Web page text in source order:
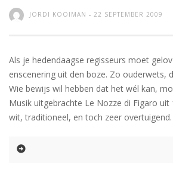
JORDI KOOIMAN - 22 SEPTEMBER 2009
Als je hedendaagse regisseurs moet
enscenering uit den boze. Zo ouderwets,
Wie bewijs wil hebben dat het wél kan,
Musik uitgebrachte Le Nozze di Figaro uit
wit, traditioneel, en toch zeer overtuigend.